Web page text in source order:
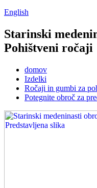
English
Starinski
Pohištveni ročaji
domov
Izdelki
Ročaji in gumbi za
Potegnite obroč za